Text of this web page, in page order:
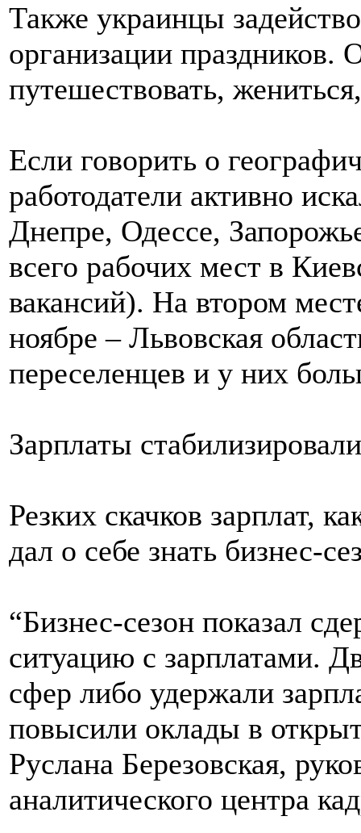
Также украинцы
организации
путешествовать,
Если говорить о
работодатели активно
Днепре, Одессе,
всего рабочих мест в
вакансий). На втором
ноябре – Львовская
переселенцев и у них
Зарплаты
Резких скачков зарплат,
дал о себе знать бизнес-
“Бизнес-сезон показал
ситуацию с зарплатами.
сфер либо удержали
повысили оклады в
Руслана Березовская,
аналитического центра